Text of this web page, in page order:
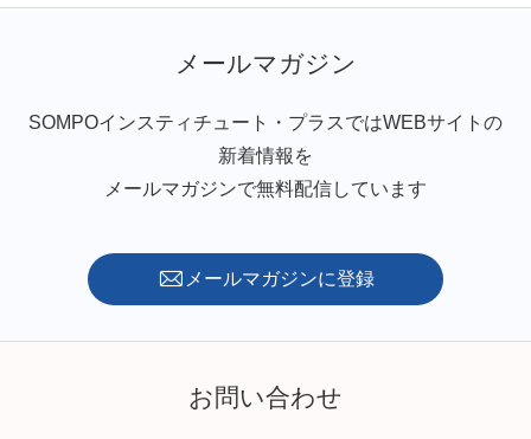
メールマガジン
SOMPOインスティチュート・プラスではWEBサイトの
新着情報を
メールマガジンで無料配信しています
メールマガジンに登録
お問い合わせ